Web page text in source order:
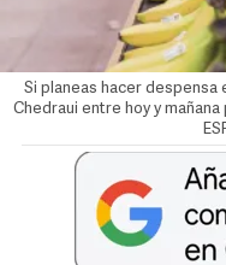
Si planeas hacer despensa
Chedraui entre hoy y